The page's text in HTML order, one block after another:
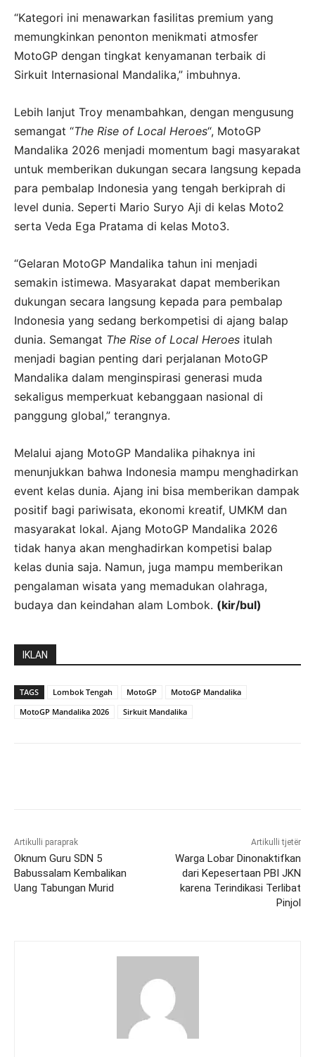
“Kategori ini menawarkan fasilitas premium yang
memungkinkan penonton menikmati atmosfer
MotoGP dengan tingkat kenyamanan terbaik di
Sirkuit Internasional Mandalika,” imbuhnya.
Lebih lanjut Troy menambahkan, dengan mengusung
semangat “The Rise of Local Heroes“, MotoGP
Mandalika 2026 menjadi momentum bagi masyarakat
untuk memberikan dukungan secara langsung kepada
para pembalap Indonesia yang tengah berkiprah di
level dunia. Seperti Mario Suryo Aji di kelas Moto2
serta Veda Ega Pratama di kelas Moto3.
“Gelaran MotoGP Mandalika tahun ini menjadi
semakin istimewa. Masyarakat dapat memberikan
dukungan secara langsung kepada para pembalap
Indonesia yang sedang berkompetisi di ajang balap
dunia. Semangat The Rise of Local Heroes itulah
menjadi bagian penting dari perjalanan MotoGP
Mandalika dalam menginspirasi generasi muda
sekaligus memperkuat kebanggaan nasional di
panggung global,” terangnya.
Melalui ajang MotoGP Mandalika pihaknya ini
menunjukkan bahwa Indonesia mampu menghadirkan
event kelas dunia. Ajang ini bisa memberikan dampak
positif bagi pariwisata, ekonomi kreatif, UMKM dan
masyarakat lokal. Ajang MotoGP Mandalika 2026
tidak hanya akan menghadirkan kompetisi balap
kelas dunia saja. Namun, juga mampu memberikan
pengalaman wisata yang memadukan olahraga,
budaya dan keindahan alam Lombok. (kir/bul)
IKLAN
TAGS Lombok Tengah MotoGP
MotoGP Mandalika
MotoGP Mandalika 2026
Sirkuit Mandalika
Artikulli paraprak
Oknum Guru SDN 5
Babussalam Kembalikan
Uang Tabungan Murid
Artikulli tjetër
Warga Lobar Dinonaktifkan
dari Kepesertaan PBI JKN
karena Terindikasi Terlibat
Pinjol